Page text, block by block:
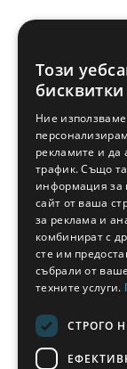
Този
бисквитки
Ние
рекламите и
трафик. Също
информация за
сайт от ваша
за реклама и
комбинират с
сте им
събрали от
техните услуги.
СТРОГО